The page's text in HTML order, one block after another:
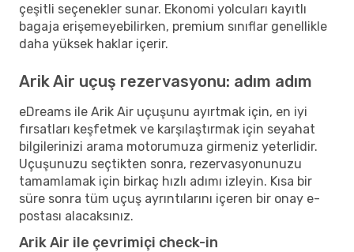
çeşitli seçenekler sunar. Ekonomi yolcuları kayıtlı
bagaja erişemeyebilirken, premium sınıflar genellikle
daha yüksek haklar içerir.
Arik Air uçuş rezervasyonu: adım adım
eDreams ile Arik Air uçuşunu ayırtmak için, en iyi
fırsatları keşfetmek ve karşılaştırmak için seyahat
bilgilerinizi arama motorumuza girmeniz yeterlidir.
Uçuşunuzu seçtikten sonra, rezervasyonunuzu
tamamlamak için birkaç hızlı adımı izleyin. Kısa bir
süre sonra tüm uçuş ayrıntılarını içeren bir onay e-
postası alacaksınız.
Arik Air ile çevrimiçi check-in